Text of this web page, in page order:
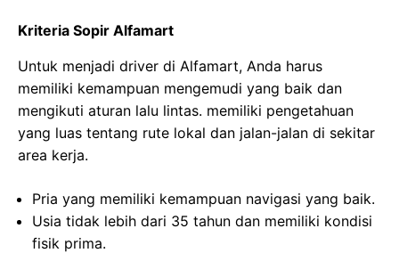
Kriteria Sopir Alfamart
Untuk menjadi driver di Alfamart, Anda harus
memiliki kemampuan mengemudi yang baik dan
mengikuti aturan lalu lintas. memiliki pengetahuan
yang luas tentang rute lokal dan jalan-jalan di sekitar
area kerja.
Pria yang memiliki kemampuan navigasi yang baik.
Usia tidak lebih dari 35 tahun dan memiliki kondisi
fisik prima.